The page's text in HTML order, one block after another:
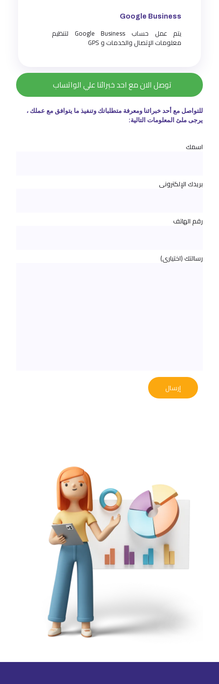
Google Business
يتم عمل حساب Google Business لتنظيم
معلومات الإتصال والخدمات و GPS
توصل الان مع احد خبرائنا علي الواتساب
للتواصل مع أحد خبرائنا ومعرفة متطلباتك وتنفيذ ما يتوافق مع عملك ،
يرجى ملئ المعلومات التالية:
اسمك
بريدك الإلكتروني
رقم الهاتف
رسالتك (اختياري)